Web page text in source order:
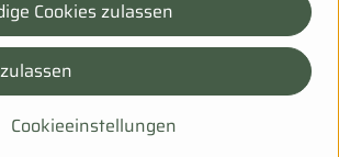
Wir setzen uns für eine Zukunft ein, in
Cookieeinstellungen
Cookies zulassen